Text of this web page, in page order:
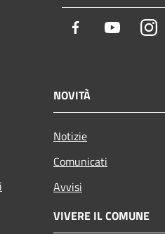
Facebook Youtube
NOVITÀ
Notizie
Comunicati
Avvisi
VIVERE IL COMUNE